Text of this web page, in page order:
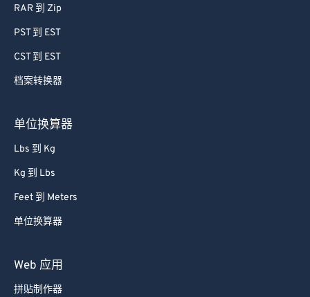
RAR 到 Zip
PST 到 EST
CST 到 EST
档案转换器
单位换算器
Lbs 到 Kg
Kg 到 Lbs
Feet 到 Meters
单位换算器
Web 应用
拼贴制作器